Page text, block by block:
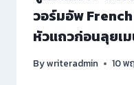
วอร์มอัพ French
หัวแถวก่อนลุยเม
Bywriteradmin 10 พ